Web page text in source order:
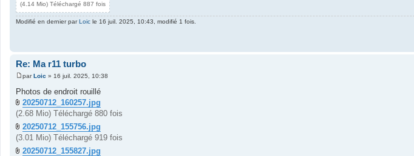
(4.14 Mio) Téléchargé 887 fois
Modifié en dernier parLoic le 16 juil. 2025, 10:43, modifié 1 fois.
Re: Ma r11 turbo
M
s
s
a
g
e
parLoic » 16 juil. 2025, 10:38
Photos de endroit rouillé
20250712_160257.jpg
(2.68 Mio) Téléchargé 880 fois
20250712_155756.jpg
(3.01 Mio) Téléchargé 919 fois
20250712_155827.jpg